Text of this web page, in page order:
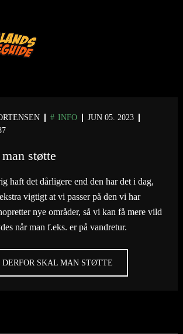
INFO
JUN 05. 2023
støtte
haft det dårligere end den har det i dag,
vigtigt at vi passer på den vi har
nye områder, så vi kan få mere vild
når man f.eks. er på vandretur.
SKAL MAN STØTTE